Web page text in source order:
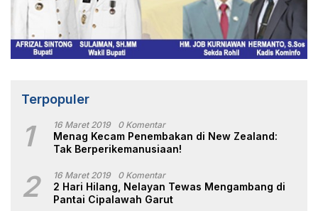
Terpopuler
1 16 Maret 2019 0 Komentar
Menag Kecam Penembakan di New Zealand:
Tak Berperikemanusiaan!
2 16 Maret 2019 0 Komentar
2 Hari Hilang, Nelayan Tewas Mengambang di
Pantai Cipalawah Garut